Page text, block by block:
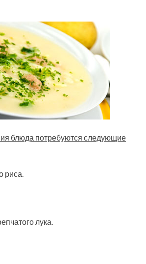
блюда потребуются следующие
риса.
лука.